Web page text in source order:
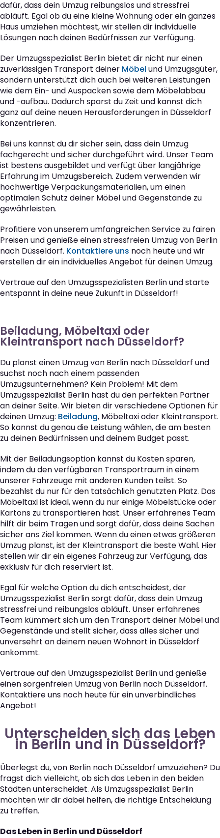
dafür, dass dein Umzug reibungslos und stressfrei
abläuft. Egal ob du eine kleine Wohnung oder ein ganzes
Haus umziehen möchtest, wir stellen dir individuelle
Lösungen nach deinen Bedürfnissen zur Verfügung.
Der Umzugsspezialist Berlin bietet dir nicht nur einen
zuverlässigen Transport deiner Möbel und Umzugsgüter,
sondern unterstützt dich auch bei weiteren Leistungen
wie dem Ein- und Auspacken sowie dem Möbelabbau
und -aufbau. Dadurch sparst du Zeit und kannst dich
ganz auf deine neuen Herausforderungen in Düsseldorf
konzentrieren.
Bei uns kannst du dir sicher sein, dass dein Umzug
fachgerecht und sicher durchgeführt wird. Unser Team
ist bestens ausgebildet und verfügt über langjährige
Erfahrung im Umzugsbereich. Zudem verwenden wir
hochwertige Verpackungsmaterialien, um einen
optimalen Schutz deiner Möbel und Gegenstände zu
gewährleisten.
Profitiere von unserem umfangreichen Service zu fairen
Preisen und genieße einen stressfreien Umzug von Berlin
nach Düsseldorf. Kontaktiere uns noch heute und wir
erstellen dir ein individuelles Angebot für deinen Umzug.
Vertraue auf den Umzugsspezialisten Berlin und starte
entspannt in deine neue Zukunft in Düsseldorf!
Beiladung, Möbeltaxi oder
Kleintransport nach Düsseldorf?
Du planst einen Umzug von Berlin nach Düsseldorf und
suchst noch nach einem passenden
Umzugsunternehmen? Kein Problem! Mit dem
Umzugsspezialist Berlin hast du den perfekten Partner
an deiner Seite. Wir bieten dir verschiedene Optionen für
deinen Umzug: Beiladung, Möbeltaxi oder Kleintransport.
So kannst du genau die Leistung wählen, die am besten
zu deinen Bedürfnissen und deinem Budget passt.
Mit der Beiladungsoption kannst du Kosten sparen,
indem du den verfügbaren Transportraum in einem
unserer Fahrzeuge mit anderen Kunden teilst. So
bezahlst du nur für den tatsächlich genutzten Platz. Das
Möbeltaxi ist ideal, wenn du nur einige Möbelstücke oder
Kartons zu transportieren hast. Unser erfahrenes Team
hilft dir beim Tragen und sorgt dafür, dass deine Sachen
sicher ans Ziel kommen. Wenn du einen etwas größeren
Umzug planst, ist der Kleintransport die beste Wahl. Hier
stellen wir dir ein eigenes Fahrzeug zur Verfügung, das
exklusiv für dich reserviert ist.
Egal für welche Option du dich entscheidest, der
Umzugsspezialist Berlin sorgt dafür, dass dein Umzug
stressfrei und reibungslos abläuft. Unser erfahrenes
Team kümmert sich um den Transport deiner Möbel und
Gegenstände und stellt sicher, dass alles sicher und
unversehrt an deinem neuen Wohnort in Düsseldorf
ankommt.
Vertraue auf den Umzugsspezialist Berlin und genieße
einen sorgenfreien Umzug von Berlin nach Düsseldorf.
Kontaktiere uns noch heute für ein unverbindliches
Angebot!
Unterscheiden sich das Leben
in Berlin und in Düsseldorf?
Überlegst du, von Berlin nach Düsseldorf umzuziehen? Du
fragst dich vielleicht, ob sich das Leben in den beiden
Städten unterscheidet. Als Umzugsspezialist Berlin
möchten wir dir dabei helfen, die richtige Entscheidung
zu treffen.
Das Leben in Berlin und Düsseldorf